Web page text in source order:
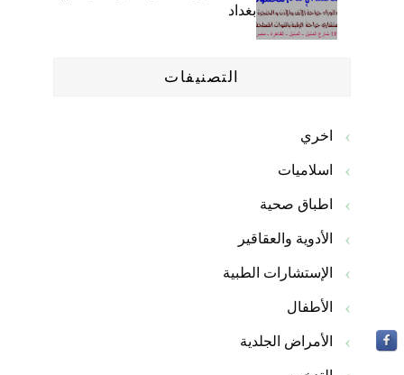
بغداد
التصنيفات
اخري
اسلاميات
اطباق صحية
الأدوية والعقاقير
الإستشارات الطبية
الأطفال
الأمراض الجلدية